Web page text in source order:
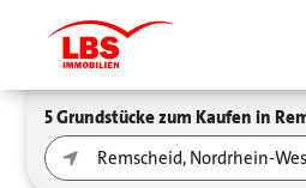
5 Grundstücke zum Kaufen in